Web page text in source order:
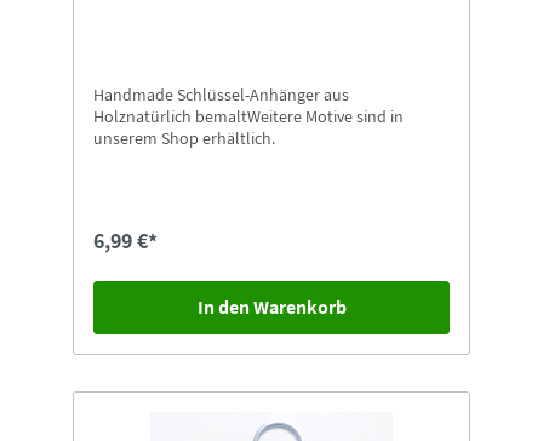
Handmade Schlüssel-Anhänger aus
Holznatürlich bemaltWeitere Motive sind in
unserem Shop erhältlich.
6,99 €*
In den Warenkorb